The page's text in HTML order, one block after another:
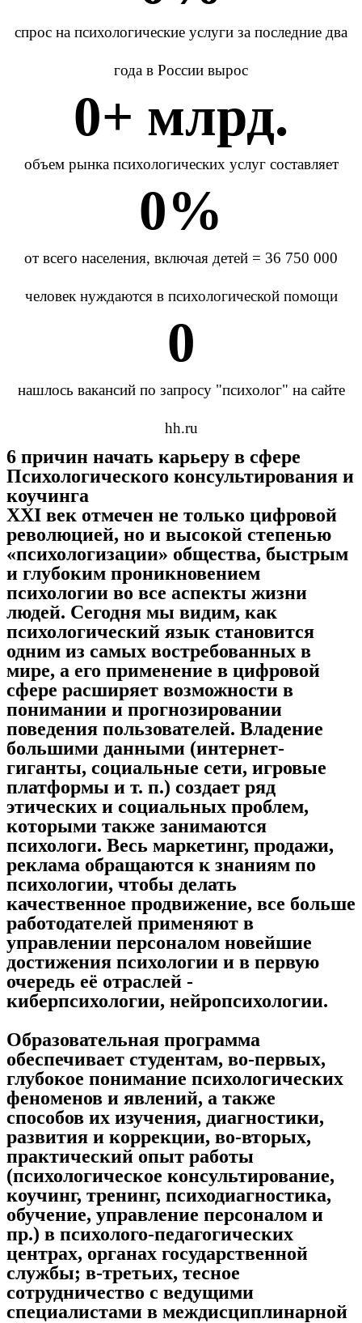
cпрос на психологические услуги за последние два
года в России вырос
0+ млрд.
объем рынка психологических услуг составляет
0%
от всего населения, включая детей = 36 750 000
человек нуждаются в психологической помощи
0
нашлось вакансий по запросу "психолог" на сайте
hh.ru
6 причин начать карьеру в сфере
Психологического консультирования и
коучинга
XXI век отмечен не только цифровой
революцией, но и высокой степенью
«психологизации» общества, быстрым
и глубоким проникновением
психологии во все аспекты жизни
людей. Сегодня мы видим, как
психологический язык становится
одним из самых востребованных в
мире, а его применение в цифровой
сфере расширяет возможности в
понимании и прогнозировании
поведения пользователей. Владение
большими данными (интернет-
гиганты, социальные сети, игровые
платформы и т. п.) создает ряд
этических и социальных проблем,
которыми также занимаются
психологи. Весь маркетинг, продажи,
реклама обращаются к знаниям по
психологии, чтобы делать
качественное продвижение, все больше
работодателей применяют в
управлении персоналом новейшие
достижения психологии и в первую
очередь её отраслей -
киберпсихологии, нейропсихологии.
Образовательная программа
обеспечивает студентам, во-первых,
глубокое понимание психологических
феноменов и явлений, а также
способов их изучения, диагностики,
развития и коррекции, во-вторых,
практический опыт работы
(психологическое консультирование,
коучинг, тренинг, психодиагностика,
обучение, управление персоналом и
пр.) в психолого-педагогических
центрах, органах государственной
службы; в-третьих, тесное
сотрудничество с ведущими
специалистами в междисциплинарной